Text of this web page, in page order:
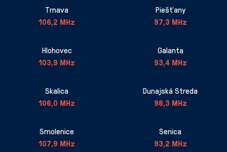
Trnava
106,2 MHz
Piešťany
97,3 MHz
Hlohovec
103,9 MHz
Galanta
93,4 MHz
Skalica
106,0 MHz
Dunajská Streda
98,3 MHz
Smolenice
107,9 MHz
Senica
93,2 MHz